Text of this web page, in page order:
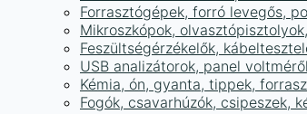
Forrasztógépek, forró levegős,
Mikroszkópok,
Feszültségérzékelők,
USB analizátorok, panel
Kémia, ón, gyanta, tippek,
Fogók, csavarhúzók, csipeszek,